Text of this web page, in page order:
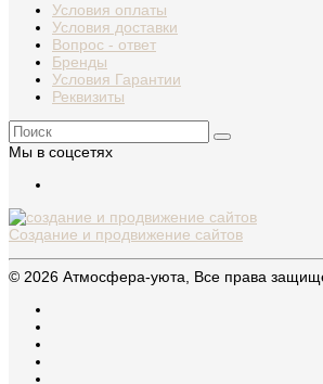
Условия оплаты
Условия доставки
Вопрос - ответ
Бренды
Условия Гарантии
Реквизиты
Мы в соцсетях
Создание и продвижение сайтов
© 2026 Атмосфера-уюта, Все права